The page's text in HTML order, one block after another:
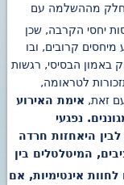
כחלק מההשלמה עם
יחסי הקרבה, שכן
קרובים, ובו
באמון הבסיסי, רגשות
לטראומה,
זאת, אימת האירוע
נפגעי
היאחזות חרדה
המיטלטלים בין
אינטימיות, אם